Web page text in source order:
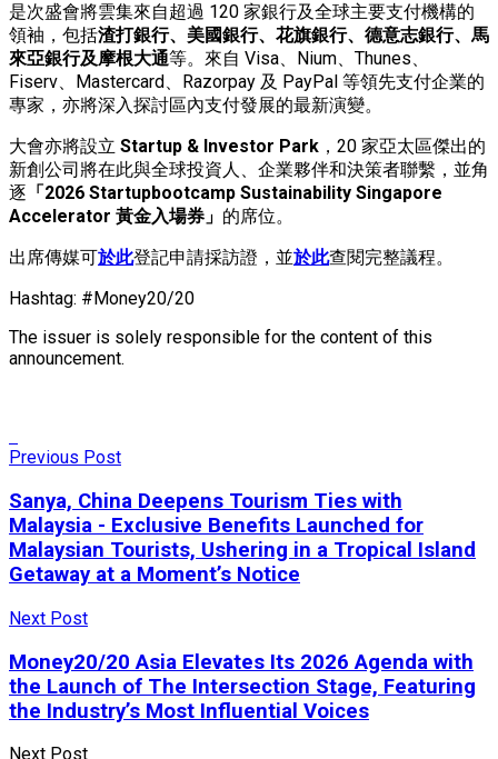
是次盛會將雲集來自超過 120 家銀行及全球主要支付機構的
領袖，包括渣打銀行、美國銀行、花旗銀行、德意志銀行、馬
來亞銀行及摩根大通等。來自 Visa、Nium、Thunes、
Fiserv、Mastercard、Razorpay 及 PayPal 等領先支付企業的
專家，亦將深入探討區內支付發展的最新演變。
大會亦將設立 Startup & Investor Park ，20 家亞太區傑出的
新創公司將在此與全球投資人、企業夥伴和決策者聯繫，並角
逐 「 2026 Startupbootcamp Sustainability Singapore
Accelerator 黃金入場券」 的席位。
出席傳媒可於此登記申請採訪證，並於此查閱完整議程。
Hashtag: #Money20/20
The issuer is solely responsible for the content of this
announcement.
Previous Post
Sanya, China Deepens Tourism Ties with
Malaysia ​- Exclusive Benefits Launched for
Malaysian Tourists, Ushering in a Tropical Island
Getaway at a Moment’s Notice
Next Post
Money20/20 Asia Elevates Its 2026 Agenda with
the Launch of The Intersection Stage, Featuring
the Industry’s Most Influential Voices
Next Post